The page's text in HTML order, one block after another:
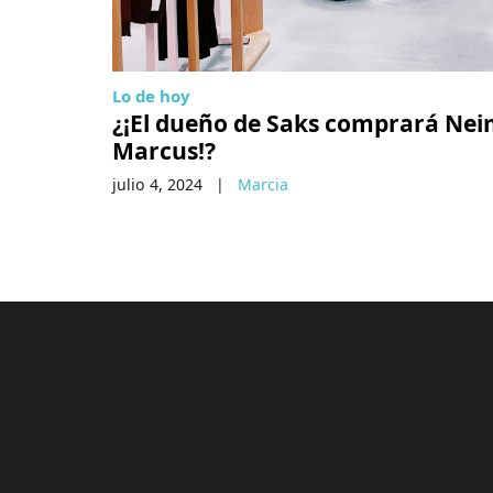
Lo de hoy
¿¡El dueño de Saks comprará
Marcus!?
julio 4, 2024 | Marcia